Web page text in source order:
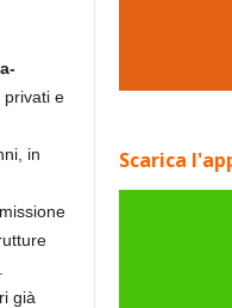
privati e
in
già
Scarica